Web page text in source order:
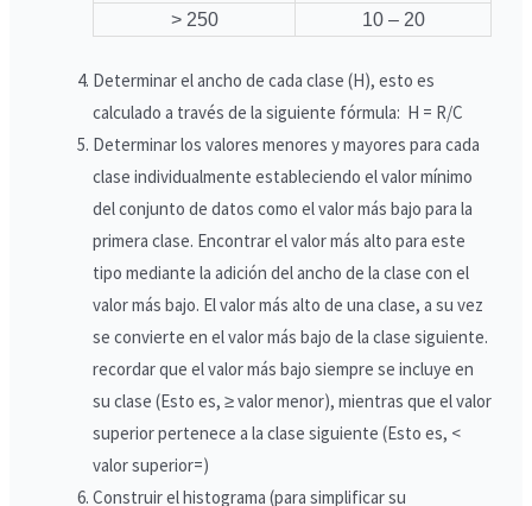
> 250
10 – 20
Determinar el ancho de cada clase (H), esto es
calculado a través de la siguiente fórmula: H = R/C
Determinar los valores menores y mayores para cada
clase individualmente estableciendo el valor mínimo
del conjunto de datos como el valor más bajo para la
primera clase. Encontrar el valor más alto para este
tipo mediante la adición del ancho de la clase con el
valor más bajo. El valor más alto de una clase, a su vez
se convierte en el valor más bajo de la clase siguiente.
recordar que el valor más bajo siempre se incluye en
su clase (Esto es, ≥ valor menor), mientras que el valor
superior pertenece a la clase siguiente (Esto es, <
valor superior=)
Construir el histograma (para simplificar su